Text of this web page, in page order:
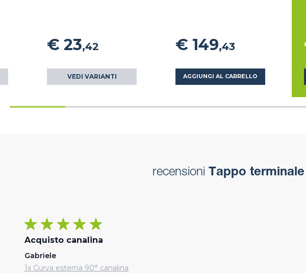
€ 23,42
VEDI VARIANTI
€ 149,43
AGGIUNGI AL CARRELLO
recensioni Tappo
Acquisto canalina
Gabriele
1x Curva esterna 90° canalina